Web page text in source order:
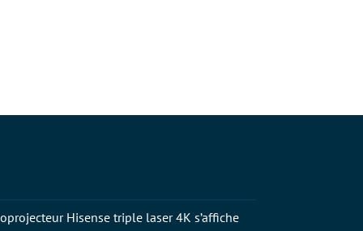
Hisense triple laser 4K s’affiche